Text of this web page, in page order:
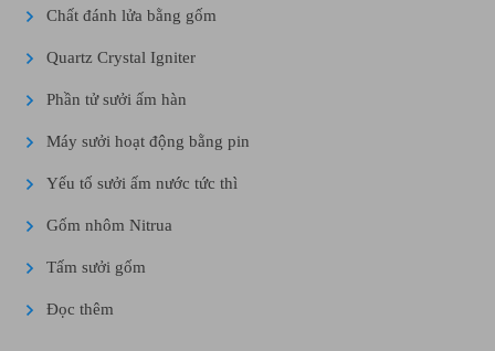
Chất đánh lửa bằng gốm
Quartz Crystal Igniter
Phần tử sưởi ấm hàn
Máy sưởi hoạt động bằng pin
Yếu tố sưởi ấm nước tức thì
Gốm nhôm Nitrua
Tấm sưởi gốm
Đọc thêm